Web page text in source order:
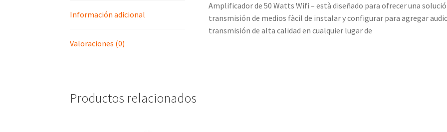
Información adicional
Valoraciones (0)
Amplificador de 50 Watts Wifi – està diseñado para ofrecer una
transmisión de medios fàcil de instalar y configurar para agregar
transmisión de alta calidad en cualquier lugar de
Productos relacionados